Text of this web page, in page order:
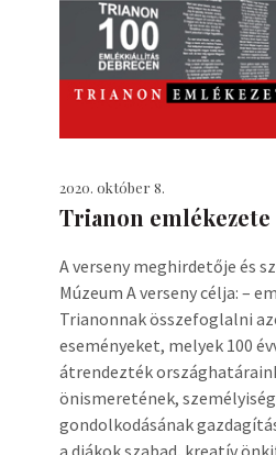
2020. október 8.
Trianon emlékezete
A verseny meghirdetője és
Múzeum A verseny célja: –
Trianonnak összefoglalni
eseményeket, melyek 100
átrendezték
önismeretének,
gondolkodásának
a diákok szabad, kreatív